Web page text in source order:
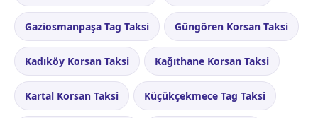
Gaziosmanpaşa Tag Taksi Güngören Korsan Taksi
Kadıköy Korsan Taksi Kağıthane Korsan Taksi
Kartal Korsan Taksi Küçükçekmece Tag Taksi